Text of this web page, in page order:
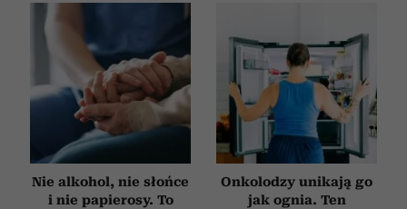
Nie alkohol, nie słońce
i nie papierosy. To
Onkolodzy unikają go
jak ognia. Ten